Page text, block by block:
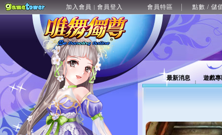
加入會員 | 會員登入 會員特區 點數 / 儲
最新消息 遊戲